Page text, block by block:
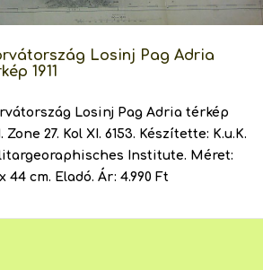
Losinj Pag Adria
1911
Losinj Pag Adria térkép
Zone 27. Kol XI. 6153. Készítette: K.u.K.
Institute. Méret:
44 cm. Eladó. Ár: 4.990 Ft